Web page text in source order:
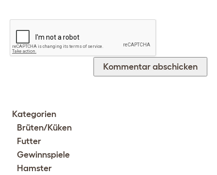
Kategorien
Brüten/Küken
Futter
Gewinnspiele
Hamster